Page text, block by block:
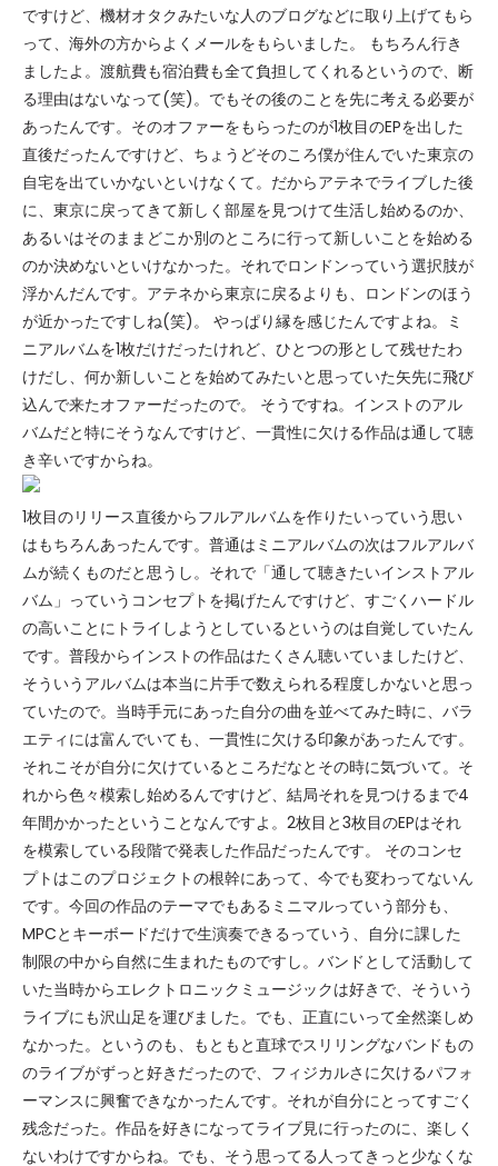
ですけど、機材オタクみたいな人のブログなどに取り上げてもら
って、海外の方からよくメールをもらいました。 もちろん行き
ましたよ。渡航費も宿泊費も全て負担してくれるというので、断
る理由はないなって(笑)。でもその後のことを先に考える必要が
あったんです。そのオファーをもらったのが1枚目のEPを出した
直後だったんですけど、ちょうどそのころ僕が住んでいた東京の
自宅を出ていかないといけなくて。だからアテネでライブした後
に、東京に戻ってきて新しく部屋を見つけて生活し始めるのか、
あるいはそのままどこか別のところに行って新しいことを始める
のか決めないといけなかった。それでロンドンっていう選択肢が
浮かんだんです。アテネから東京に戻るよりも、ロンドンのほう
が近かったですしね(笑)。 やっぱり縁を感じたんですよね。ミ
ニアルバムを1枚だけだったけれど、ひとつの形として残せたわ
けだし、何か新しいことを始めてみたいと思っていた矢先に飛び
込んで来たオファーだったので。 そうですね。インストのアル
バムだと特にそうなんですけど、一貫性に欠ける作品は通して聴
き辛いですからね。
1枚目のリリース直後からフルアルバムを作りたいっていう思い
はもちろんあったんです。普通はミニアルバムの次はフルアルバ
ムが続くものだと思うし。それで「通して聴きたいインストアル
バム」っていうコンセプトを掲げたんですけど、すごくハードル
の高いことにトライしようとしているというのは自覚していたん
です。普段からインストの作品はたくさん聴いていましたけど、
そういうアルバムは本当に片手で数えられる程度しかないと思っ
ていたので。当時手元にあった自分の曲を並べてみた時に、バラ
エティには富んでいても、一貫性に欠ける印象があったんです。
それこそが自分に欠けているところだなとその時に気づいて。そ
れから色々模索し始めるんですけど、結局それを見つけるまで4
年間かかったということなんですよ。2枚目と3枚目のEPはそれ
を模索している段階で発表した作品だったんです。 そのコンセ
プトはこのプロジェクトの根幹にあって、今でも変わってないん
です。今回の作品のテーマでもあるミニマルっていう部分も、
MPCとキーボードだけで生演奏できるっていう、自分に課した
制限の中から自然に生まれたものですし。バンドとして活動して
いた当時からエレクトロニックミュージックは好きで、そういう
ライブにも沢山足を運びました。でも、正直にいって全然楽しめ
なかった。というのも、もともと直球でスリリングなバンドもの
のライブがずっと好きだったので、フィジカルさに欠けるパフォ
ーマンスに興奮できなかったんです。それが自分にとってすごく
残念だった。作品を好きになってライブ見に行ったのに、楽しく
ないわけですからね。でも、そう思ってる人ってきっと少なくな